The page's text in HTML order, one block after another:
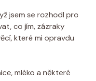
jsem ⁢se rozhodl pro
co jím, zázraky
‌které mi opravdu
mléko a některé